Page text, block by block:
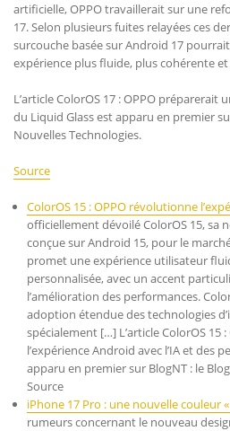
artificielle, OPPO travaillerait sur une
17. Selon plusieurs fuites relayées ces
surcouche basée sur Android 17
expérience plus fluide, plus cohérente
L’article ColorOS 17 : OPPO
du Liquid Glass est apparu en premier
Nouvelles Technologies.
Source
ColorOS 15 : OPPO révolutionne
officiellement dévoilé ColorOS 15, sa
conçue sur Android 15, pour le
promet une expérience utilisateur
personnalisée, avec un accent
l’amélioration des performances.
adoption étendue des technologies
spécialement […] L’article ColorOS 15
l’expérience Android avec l’IA et des
apparu en premier sur BlogNT : le
Source
iPhone 17 Pro : une nouvelle couleur
rumeurs concernant le nouveau